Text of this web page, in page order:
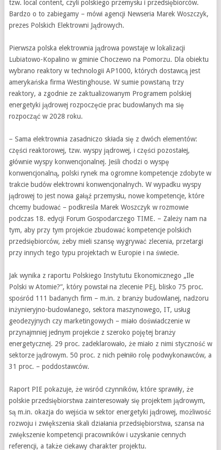
tzw. local content, czyli polskiego przemysłu i przedsiębiorców.
Bardzo o to zabiegamy – mówi agencji Newseria Marek Woszczyk,
prezes Polskich Elektrowni Jądrowych.
Pierwsza polska elektrownia jądrowa powstaje w lokalizacji
Lubiatowo-Kopalino w gminie Choczewo na Pomorzu. Dla obiektu
wybrano reaktory w technologii AP1000, których dostawcą jest
amerykańska firma Westinghouse. W sumie powstaną trzy
reaktory, a zgodnie ze zaktualizowanym Programem polskiej
energetyki jądrowej rozpoczęcie prac budowlanych ma się
rozpocząć w 2028 roku.
– Sama elektrownia zasadniczo składa się z dwóch elementów:
części reaktorowej, tzw. wyspy jądrowej, i części pozostałej,
głównie wyspy konwencjonalnej. Jeśli chodzi o wyspę
konwencjonalną, polski rynek ma ogromne kompetencje zdobyte w
trakcie budów elektrowni konwencjonalnych. W wypadku wyspy
jądrowej to jest nowa gałąź przemysłu, nowe kompetencje, które
chcemy budować – podkreśla Marek Woszczyk w rozmowie
podczas 18. edycji Forum Gospodarczego TIME. – Zależy nam na
tym, aby przy tym projekcie zbudować kompetencje polskich
przedsiębiorców, żeby mieli szansę wygrywać zlecenia, przetargi
przy innych tego typu projektach w Europie i na świecie.
Jak wynika z raportu Polskiego Instytutu Ekonomicznego „Ile
Polski w Atomie?”, który powstał na zlecenie PEJ, blisko 75 proc.
spośród 111 badanych firm – m.in. z branży budowlanej, nadzoru
inżynieryjno-budowlanego, sektora maszynowego, IT, usług
geodezyjnych czy marketingowych – miało doświadczenie w
przynajmniej jednym projekcie z szeroko pojętej branży
energetycznej. 29 proc. zadeklarowało, że miało z nimi styczność w
sektorze jądrowym. 50 proc. z nich pełniło rolę podwykonawców, a
31 proc. – poddostawców.
Raport PIE pokazuje, że wśród czynników, które sprawiły, że
polskie przedsiębiorstwa zainteresowały się projektem jądrowym,
są m.in. okazja do wejścia w sektor energetyki jądrowej, możliwość
rozwoju i zwiększenia skali działania przedsiębiorstwa, szansa na
zwiększenie kompetencji pracowników i uzyskanie cennych
referencji, a także ciekawy charakter projektu.